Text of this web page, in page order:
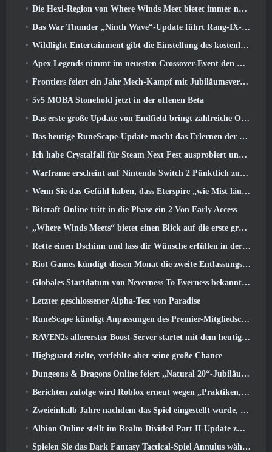
Die Hexi-Region von Where Winds Meet bietet immer noch das, was Spieler lieben, und ist gleichzeitig ein einzigartiges Erlebnis
Das War Thunder „Ninth Wave“-Update führt Rang-IX-Jets ein
Wildlight Entertainment gibt die Einstellung des kostenlosen Helden-Shooters Highguard bekannt
Apex Legends nimmt im neuesten Crossover-Event den Kampf mit dem Gundam-Universum auf
Frontiers feiert ein Jahr Mech-Kampf mit Jubiläumsveranstaltungen
5v5 MOBA Stonehold jetzt in der offenen Beta
Das erste große Update von Endfield bringt zahlreiche Optimierungen mit sich
Das heutige RuneScape-Update macht das Erlernen der ursprünglichen Kampfstile des MMORPGs einfacher
Ich habe Crystalfall für Steam Next Fest ausprobiert und das habe ich gelernt
Warframe erscheint auf Nintendo Switch 2 Pünktlich zum nächsten großen Update, Der Schattengraph
Wenn Sie das Gefühl haben, dass Eterspire „wie Mist läuft“, Der Creative Director sagt, dass dies nicht mehr der Fall sei
Bitcraft Online tritt in die Phase ein 2 Von Early Access
„Where Winds Meets“ bietet einen Blick auf die erste große Erweiterung im Hexi-Livestream
Rette einen Dschinn und lass dir Wünsche erfüllen in der Mirage League von Path Of Exile
Riot Games kündigt diesen Monat die zweite Entlassungsserie an
Globales Startdatum von Neverness To Everness bekannt gegeben
Letzter geschlossener Alpha-Test von Paradise
RuneScape kündigt Anpassungen des Premier-Mitgliedschaftsmodells an, um den jüngsten Änderungen am MMORPG Rechnung zu tragen
RAVEN2s allererster Boost-Server startet mit dem heutigen Update
Highguard zielte, verfehlte aber seine große Chance
Dungeons & Dragons Online feiert „Natural 20“-Jubiläum mit besonderen Quests und Belohnungen
Berichten zufolge wird Roblox erneut wegen „Praktiken, die Kinder gefährden und ausbeuten“ verklagt
Zweieinhalb Jahre nachdem das Spiel eingestellt wurde, Gamigo neckt die Rückkehr des mittelalterlichen MMO Glory Victis
Albion Online stellt im Realm Divided Part II-Update zwei wichtige Fraktionskriegsfunktionen vor
Spielen Sie das Dark Fantasy Tactical-Spiel Annulus während des Steam Next Fest